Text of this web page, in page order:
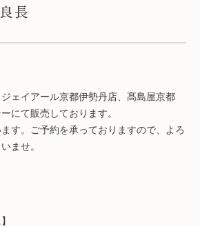
長
ェイアール京都伊勢丹店、髙島屋京都
にて販売しております。
す。ご予約を承っておりますので、よろ
ませ。